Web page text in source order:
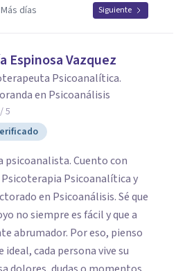
Más días Siguiente
Espinosa Vazquez
Psicoanalítica.
en Psicoanálisis
/ 5
psicoanalista. Cuento con
Psicoanalítica y
en Psicoanálisis. Sé que
no siempre es fácil y que a
abrumador. Por eso, pienso
cada persona vive su